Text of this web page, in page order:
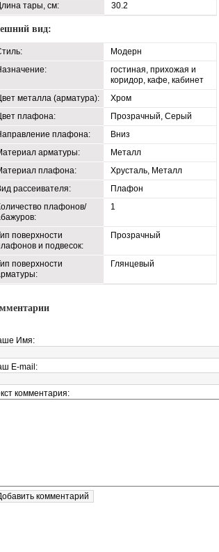
тары, см:
30.2
вид:
Модерн
гостиная, прихожая и
коридор, кафе, кабинет
металла (арматура):
Хром
плафона:
Прозрачный, Серый
плафона:
Вниз
арматуры:
Металл
плафона:
Хрусталь, Металл
рассеивателя:
Плафон
плафонов/
1
поверхности
и подвесок:
Прозрачный
поверхности
Глянцевый
Имя:
E-mail:
комментария: